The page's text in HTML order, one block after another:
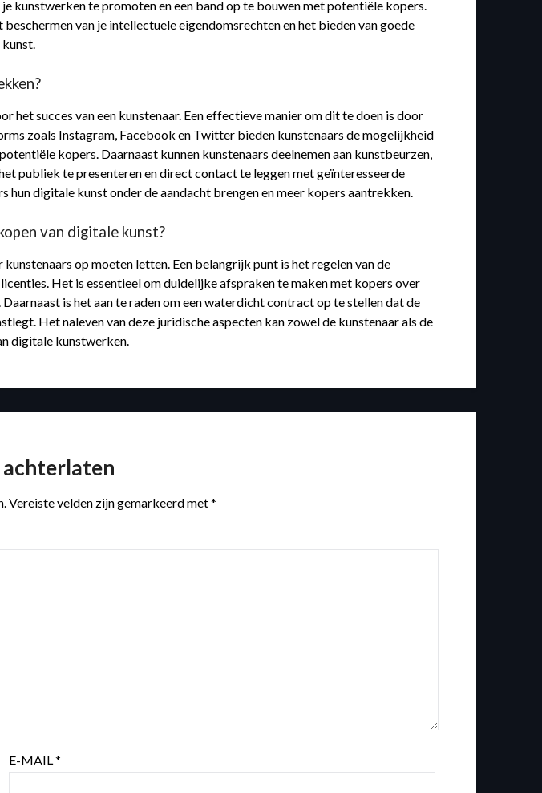
kunstwerken te promoten en een band op te bouwen met potentiële kopers.
van je intellectuele eigendomsrechten en het bieden van goede
succes van een kunstenaar. Een effectieve manier om dit te doen is door
zoals Instagram, Facebook en Twitter bieden kunstenaars de mogelijkheid
kopers. Daarnaast kunnen kunstenaars deelnemen aan kunstbeurzen,
publiek te presenteren en direct contact te leggen met geïnteresseerde
digitale kunst onder de aandacht brengen en meer kopers aantrekken.
van digitale kunst?
op moeten letten. Een belangrijk punt is het regelen van de
Het is essentieel om duidelijke afspraken te maken met kopers over
is het aan te raden om een waterdicht contract op te stellen dat de
Het naleven van deze juridische aspecten kan zowel de kunstenaar als de
digitale kunstwerken.
achterlaten
Vereiste velden zijn gemarkeerd met*
E-MAIL *